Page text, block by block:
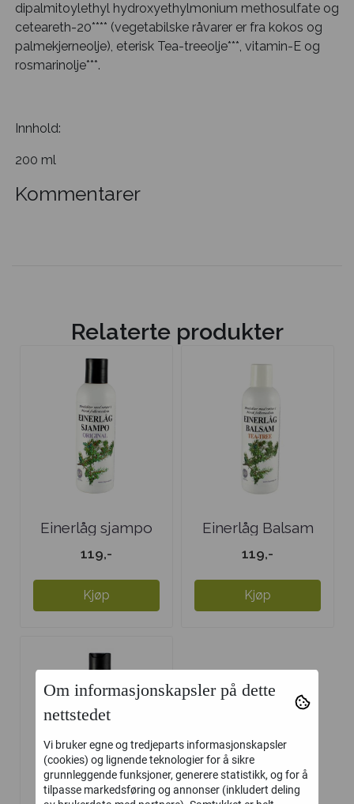
dipalmitoylethyl hydroxyethylmonium methosulfate og
ceteareth-20**** (vegetabilske råvarer er fra kokos og
palmekjerneolje), eterisk Tea-treeolje***, vitamin-E og
rosmarinolje***.
Innhold:
200 ml
Kommentarer
Relaterte produkter
Einerlåg sjampo
original ...
119,-
Kjøp
Einerlåg Balsam
Tea-Tree
119,-
Kjøp
Om informasjonskapsler på dette
nettstedet
Vi bruker egne og tredjeparts informasjonskapsler
(cookies) og lignende teknologier for å sikre
grunnleggende funksjoner, generere statistikk, og for å
tilpasse markedsføring og annonser (inkludert deling